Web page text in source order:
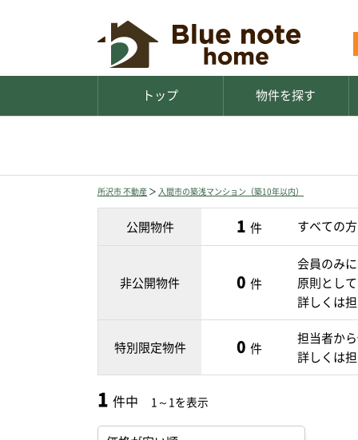
トップ 物件を探す
所沢市 不動産 ＞ 入間市の築浅マンション（築10年以内）
公開物件 1 件 すべての
非公開物件 0 件
会員のみ
原則とし
詳しくは
特別限定物件 0 件
担当者か
詳しくは
1 件中 1～1を表示